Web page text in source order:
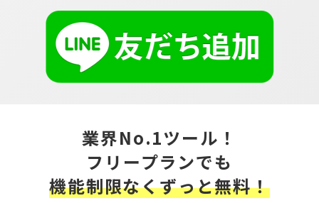
業界No.1ツール！
フリープランでも
機能制限なくずっと無料！